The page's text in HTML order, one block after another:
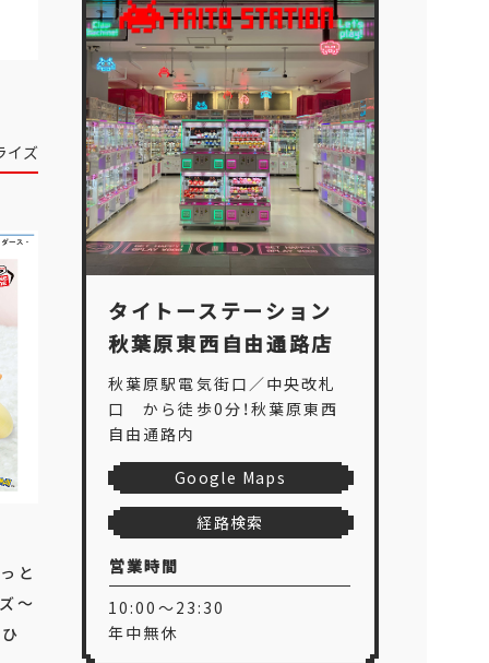
イズ
と
～
タイトーステーション
秋葉原東西自由通路店
秋葉原駅電気街口／中央改札
口 から徒歩0分！秋葉原東西
自由通路内
Google Maps
経路検索
営業時間
10:00～23:30
年中無休